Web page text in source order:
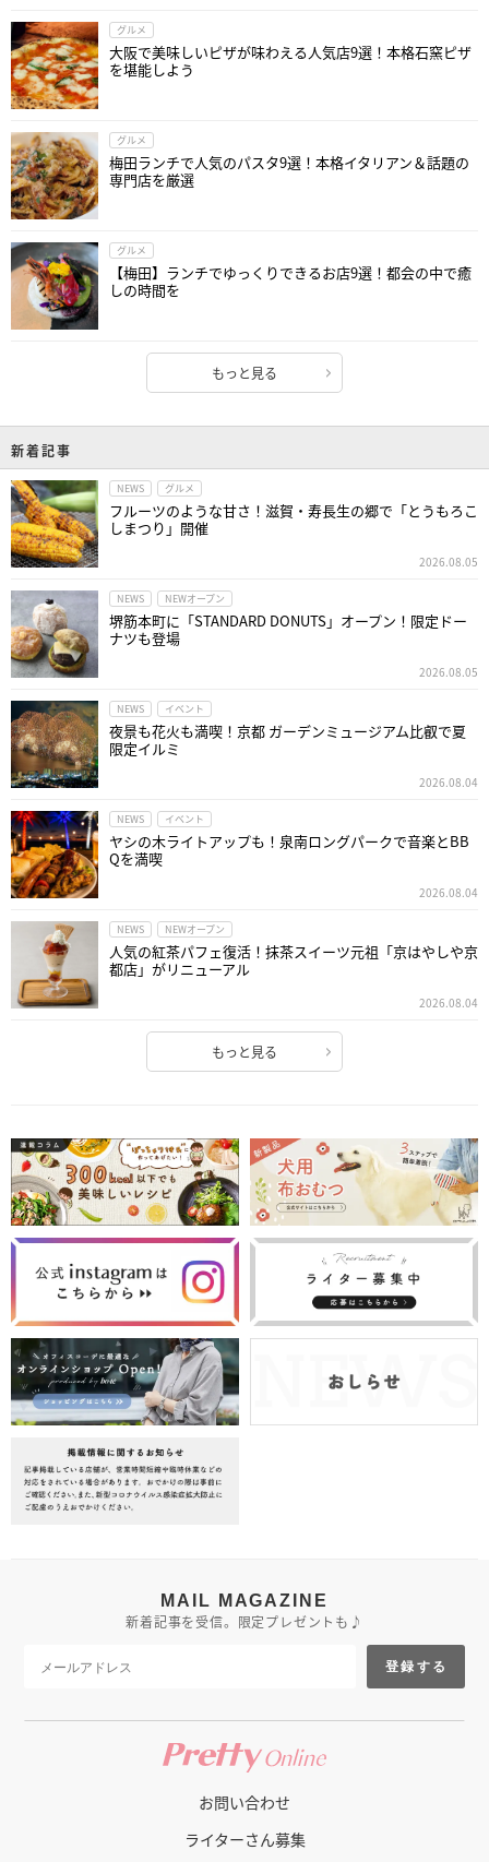
グルメ
大阪で美味しいピザが味わえる人気店9選！本格石窯ピザ
を堪能しよう
グルメ
梅田ランチで人気のパスタ9選！本格イタリアン＆話題の
専門店を厳選
グルメ
【梅田】ランチでゆっくりできるお店9選！都会の中で癒
しの時間を
もっと見る
新着記事
NEWS グルメ
フルーツのような甘さ！滋賀・寿長生の郷で「とうもろこ
しまつり」開催
2026.08.05
NEWS NEWオープン
堺筋本町に「STANDARD DONUTS」オープン！限定ドー
ナツも登場
2026.08.05
NEWS イベント
夜景も花火も満喫！京都 ガーデンミュージアム比叡で夏
限定イルミ
2026.08.04
NEWS イベント
ヤシの木ライトアップも！泉南ロングパークで音楽とBB
Qを満喫
2026.08.04
NEWS NEWオープン
人気の紅茶パフェ復活！抹茶スイーツ元祖「京はやしや京
都店」がリニューアル
2026.08.04
もっと見る
MAIL MAGAZINE
新着記事を受信。限定プレゼントも♪
登録する
お問い合わせ
ライターさん募集